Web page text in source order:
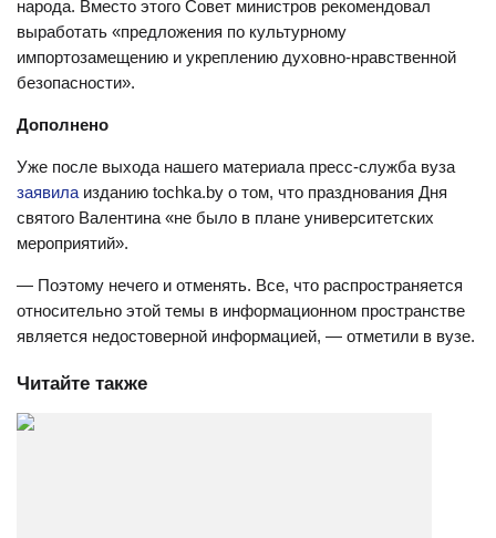
народа. Вместо этого Совет министров рекомендовал
выработать «предложения по культурному
импортозамещению и укреплению духовно-нравственной
безопасности».
Дополнено
Уже после выхода нашего материала пресс-служба вуза
заявила изданию tochka.by о том, что празднования Дня
святого Валентина «не было в плане университетских
мероприятий».
— Поэтому нечего и отменять. Все, что распространяется
относительно этой темы в информационном пространстве
является недостоверной информацией, — отметили в вузе.
Читайте также